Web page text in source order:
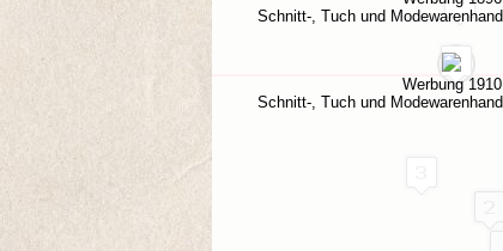
Schnitt-, Tuch und
Werbung 1910
Schnitt-, Tuch und